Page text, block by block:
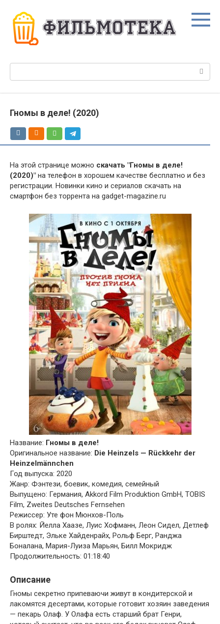
контенту
Гномы в деле! (2020)
На этой странице можно скачать "Гномы в деле!
(2020)" на телефон в хорошем качестве бесплатно и без
регистрации. Новинки кино и сериалов скачать на
смартфон без торрента на gadget-magazine.ru
Название: Гномы в деле!
Оригинальное название: Die Heinzels — Rückkehr der
Heinzelmännchen
Год выпуска: 2020
Жанр: Фэнтези, боевик, комедия, семейный
Выпущено: Германия, Akkord Film Produktion GmbH, TOBIS
Film, Zweites Deutsches Fernsehen
Режиссер: Уте фон Мюнхов-Поль
В ролях: Йелла Хаазе, Луис Хофманн, Леон Сидел, Детлеф
Бирштедт, Эльке Хайденрайх, Рольф Берг, Ранджа
Боналана, Мария-Луиза Марьян, Билл Мокридж
Продолжительность: 01:18:40
Описание
Гномы секретно припеваючи живут в кондитерской и
лакомятся десертами, которые готовит хозяин заведения
— пекарь Олаф. У Олафа есть старший брат Генри,